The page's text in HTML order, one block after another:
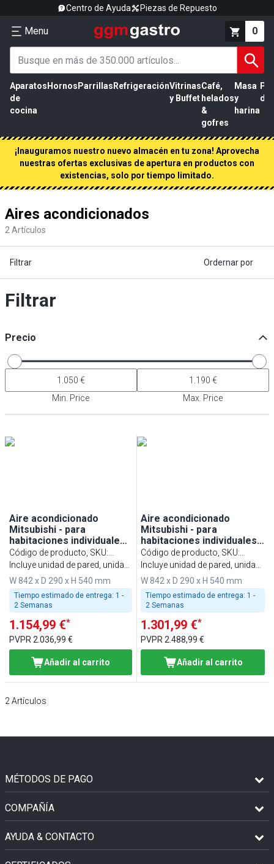
Centro de Ayuda Piezas de Repuesto
Menu 0
Aparatos
de
cocina
Hornos Parrillas RefrigeraciónVitrinas
y Buffet
Café,
helados
&
gofres
Masa
y
harina
de
¡Inauguramos nuestro nuevo almacén en tu zona! Aprovecha
nuestras ofertas exclusivas de apertura en productos con
existencias, solo por tiempo limitado.
Aires acondicionados
2 Artículos
Filtrar Ordernar por
Filtrar
Precio
Min. Price Max. Price
Aire acondicionado
Mitsubishi - para
habitaciones individuales
de hasta 31 m²
Código de producto, SKU:
KLAAS25
Incluye unidad de pared, unidad
exterior y mando a distancia
W 842 x D 290 x H 540 mm
Tiempo estimado de entrega: 1 -
2 Semanas
1.154,99 €*
PVPR 2.036,99 €
Añadir al carrito
Aire acondicionado
Mitsubishi - para
habitaciones individuales
de hasta 44 m²
Código de producto, SKU:
KLAAS35
Incluye unidad de pared, unidad
exterior y mando a distancia
W 842 x D 290 x H 540 mm
Tiempo estimado de entrega: 1 -
2 Semanas
1.301,99 €*
PVPR2.488,99 €
Añadir al carrito
2 Artículos
MÉTODOS DE PAGO
COMPAÑÍA
AYUDA & CONTACTO